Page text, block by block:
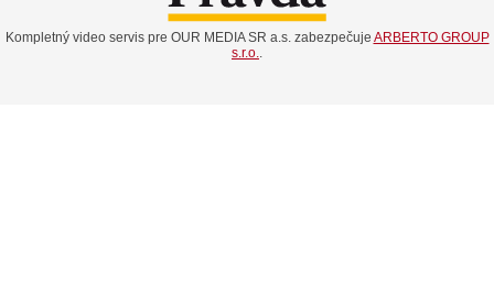
Kompletný video servis pre OUR MEDIA SR a.s. zabezpečuje ARBERTO GROUP
s.r.o.